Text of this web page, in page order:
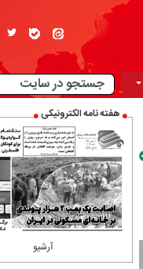
هفته نامه الکترونیکی
آرشیو